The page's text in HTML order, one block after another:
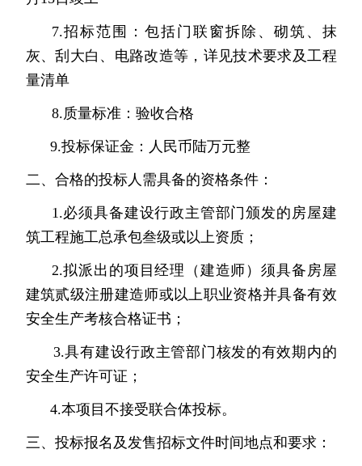
7.招标范围：包括门联窗拆除、砌筑、抹
灰、刮大白、电路改造等，详见技术要求及工程
量清单
8.质量标准：验收合格
9.投标保证金：人民币陆万元整
二、合格的投标人需具备的资格条件：
1.必须具备建设行政主管部门颁发的房屋建
筑工程施工总承包叁级或以上资质；
2.拟派出的项目经理（建造师）须具备房屋
建筑贰级注册建造师或以上职业资格并具备有效
安全生产考核合格证书；
3.具有建设行政主管部门核发的有效期内的
安全生产许可证；
4.本项目不接受联合体投标。
三、投标报名及发售招标文件时间地点和要求：